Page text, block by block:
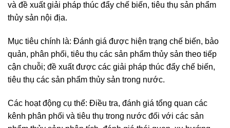
và đề xuất giải pháp thúc đẩy chế biến, tiêu thụ sản phẩm
thủy sản nội địa.
Mục tiêu chính là: Đánh giá được hiện trạng chế biến, bảo
quản, phân phối, tiêu thụ các sản phẩm thủy sản theo tiếp
cận chuỗi; đề xuất được các giải pháp thúc đẩy chế biến,
tiêu thụ các sản phẩm thủy sản trong nước.
Các hoạt động cụ thể: Điều tra, đánh giá tổng quan các
kênh phân phối và tiêu thụ trong nước đối với các sản